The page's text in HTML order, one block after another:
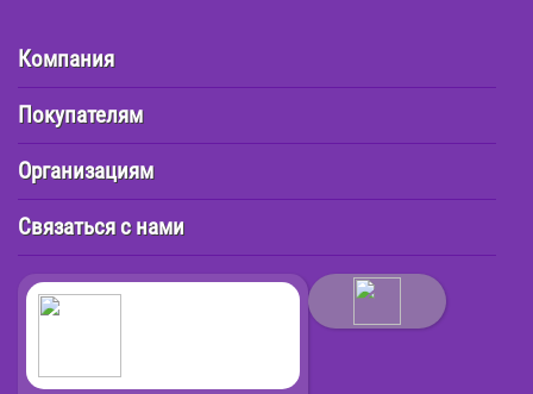
Компания
Покупателям
Организациям
Связаться с нами